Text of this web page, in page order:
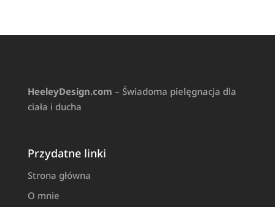
HeeleyDesign.com – Świadoma pielęgnacja dla
ciała i ducha
Przydatne linki
Strona główna
O mnie